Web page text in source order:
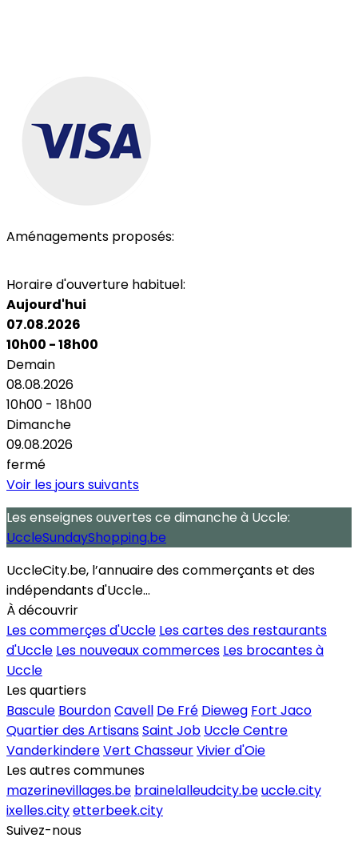
Aménagements proposés:
Horaire d'ouverture habituel:
Aujourd'hui
07.08.2026
10h00 - 18h00
Demain
08.08.2026
10h00 - 18h00
Dimanche
09.08.2026
fermé
Voir les jours suivants
Les enseignes ouvertes ce dimanche à Uccle:
UccleSundayShopping.be
UccleCity.be, l’annuaire des commerçants et des
indépendants d'Uccle...
À découvrir
Les commerçes d'Uccle Les cartes des restaurants
d'Uccle Les nouveaux commerces Les brocantes à
Uccle
Les quartiers
Bascule BourdonCavell De Fré Dieweg Fort Jaco
Quartier des ArtisansSaint Job Uccle Centre
VanderkindereVert ChasseurVivier d'Oie
Les autres communes
mazerinevillages.be brainelalleudcity.beuccle.city
ixelles.cityetterbeek.city
Suivez-nous